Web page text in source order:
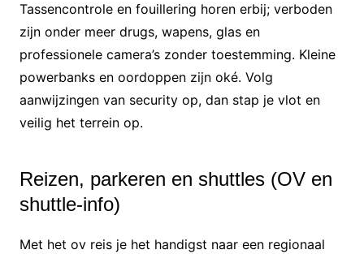
Tassencontrole en fouillering horen erbij; verboden
zijn onder meer drugs, wapens, glas en
professionele camera’s zonder toestemming. Kleine
powerbanks en oordoppen zijn oké. Volg
aanwijzingen van security op, dan stap je vlot en
veilig het terrein op.
Reizen, parkeren en shuttles (OV en
shuttle-info)
Met het ov reis je het handigst naar een regionaal